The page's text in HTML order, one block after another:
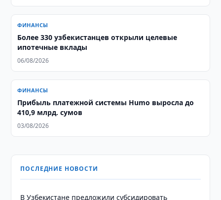
ФИНАНСЫ
Более 330 узбекистанцев открыли целевые
ипотечные вклады
06/08/2026
ФИНАНСЫ
Прибыль платежной системы Humo выросла до
410,9 млрд. сумов
03/08/2026
ПОСЛЕДНИЕ НОВОСТИ
В Узбекистане предложили субсидировать